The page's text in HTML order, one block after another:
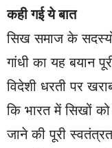
कही गई ये बात
सिख समाज के
गांधी का यह बयान
विदेशी धरती पर
कि भारत में सिखों
जाने की पूरी